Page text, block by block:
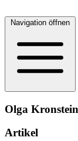
Navigation öffnen
Olga
Artikel